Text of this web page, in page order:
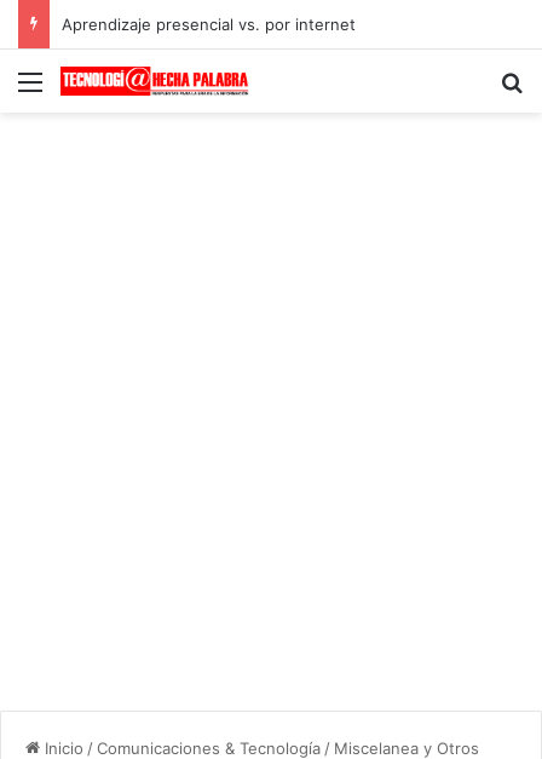
Aprendizaje presencial vs. por internet
Menú
Inicio /Comunicaciones & Tecnología / Miscelanea y Otros